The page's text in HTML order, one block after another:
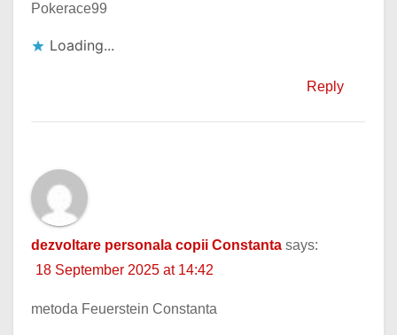
Pokerace99
Loading...
Reply
dezvoltare personala copii Constanta says:
18 September 2025 at 14:42
metoda Feuerstein Constanta